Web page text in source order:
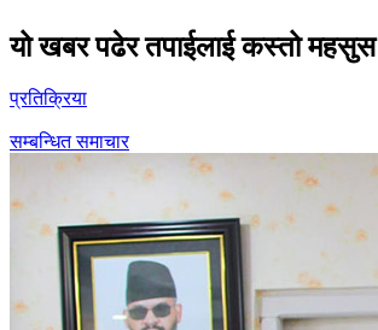
यो खबर पढेर तपाईलाई कस्तो महसुस
प्रतिक्रिया
सम्बन्धित समाचार